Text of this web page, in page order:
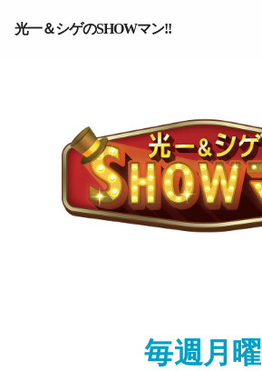
光一＆シゲのSHOWマン!!
毎週月曜